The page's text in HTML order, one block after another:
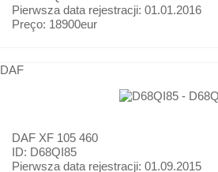
Pierwsza data rejestracji: 01.01.2016
Preço: 18900eur
DAF
DAF XF 105 460
ID: D68QI85
Pierwsza data rejestracji: 01.09.2015